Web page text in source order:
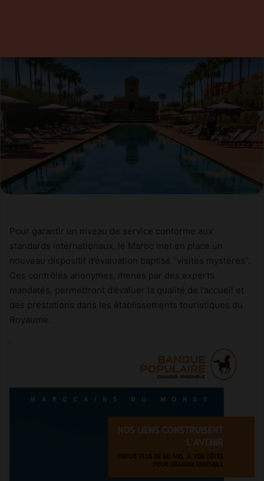
Pour garantir un niveau de service conforme aux
standards internationaux, le Maroc met en place un
nouveau dispositif d’évaluation baptisé “visites mystères”.
Ces contrôles anonymes, menés par des experts
mandatés, permettront d’évaluer la qualité de l’accueil et
des prestations dans les établissements touristiques du
Royaume.